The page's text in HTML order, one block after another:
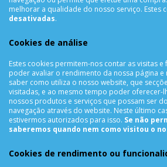
229 380 496 Chamada para a rede fixa nacional
910991733
Segunda a Sexta das 10h00 às 19h00
Sábado das 9h00 às 13h00
INFORMAÇÕES
Termos & Condições
melhorar a qualidade do nosso serviço. Estes
desativadas.
Cookies de análise
Estes cookies permitem-nos contar as visitas
poder avaliar o rendimento da nossa página e
saber como utiliza o nosso website, que
visitadas, e ao mesmo tempo poder oferecer-
nossos produtos e serviços que possam ser
navegação através do website. Neste último
estivermos autorizados para isso. Se não
saberemos quando nem como visitou o
Cookies de rendimento ou